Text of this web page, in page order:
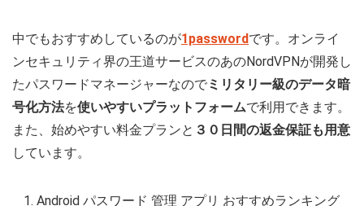
中でもおすすめしているのが1passwordです。オンライ
ンセキュリティ界の王道サービスのあのNordVPNが開発し
たパスワードマネージャーなのでミリタリー級のデータ暗
号化方法を使いやすいプラットフォームで利用できます。
また、始めやすい料金プランと ３０日間の返金保証も用意
しています。
Android パスワード 管理 アプリ おすすめランキング